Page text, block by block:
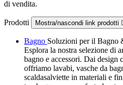
di vendita.
Prodotti Mostra/nascondi link prodotti
Bagno Soluzioni per il Bagno
Esplora la nostra selezione di
bagno e accessori. Dai design
offriamo lavabi, vasche da
scaldasalviette in materiali e